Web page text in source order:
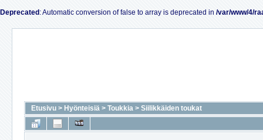
Deprecated : Automatic conversion of false to array is deprecated in /var/www/4/
Etusivu > Hyönteisiä > Toukkia > Siilikkäiden toukat